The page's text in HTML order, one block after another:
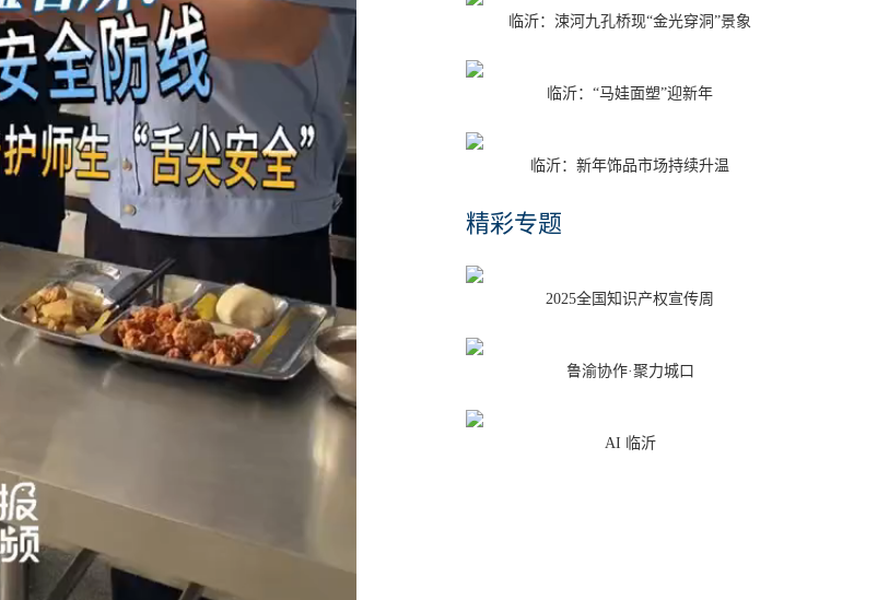
临沂：涑河九孔桥现“金光穿洞”景象
临沂：“马娃面塑”迎新年
临沂：新年饰品市场持续升温
精彩专题
2025全国知识产权宣传周
鲁渝协作·聚力城口
AI 临沂